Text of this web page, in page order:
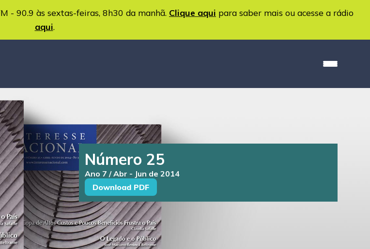
- 90.9 às sextas-feiras, 8h30 da manhã. Clique aqui para saber mais ou acesse a rádio
aqui.
Número 25
Ano 7 / Abr - Jun de 2014
Download PDF